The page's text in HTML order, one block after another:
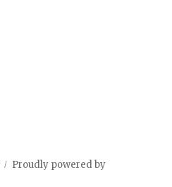
Proudly powered by